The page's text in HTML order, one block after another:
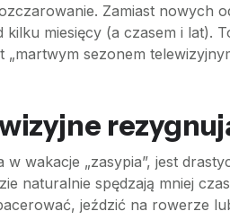
Zamiast nowych
miesięcy (a czasem i lat).
sezonem
wakacje „zasypia”, jest
naturalnie spędzają mniej
jeździć na rowerze